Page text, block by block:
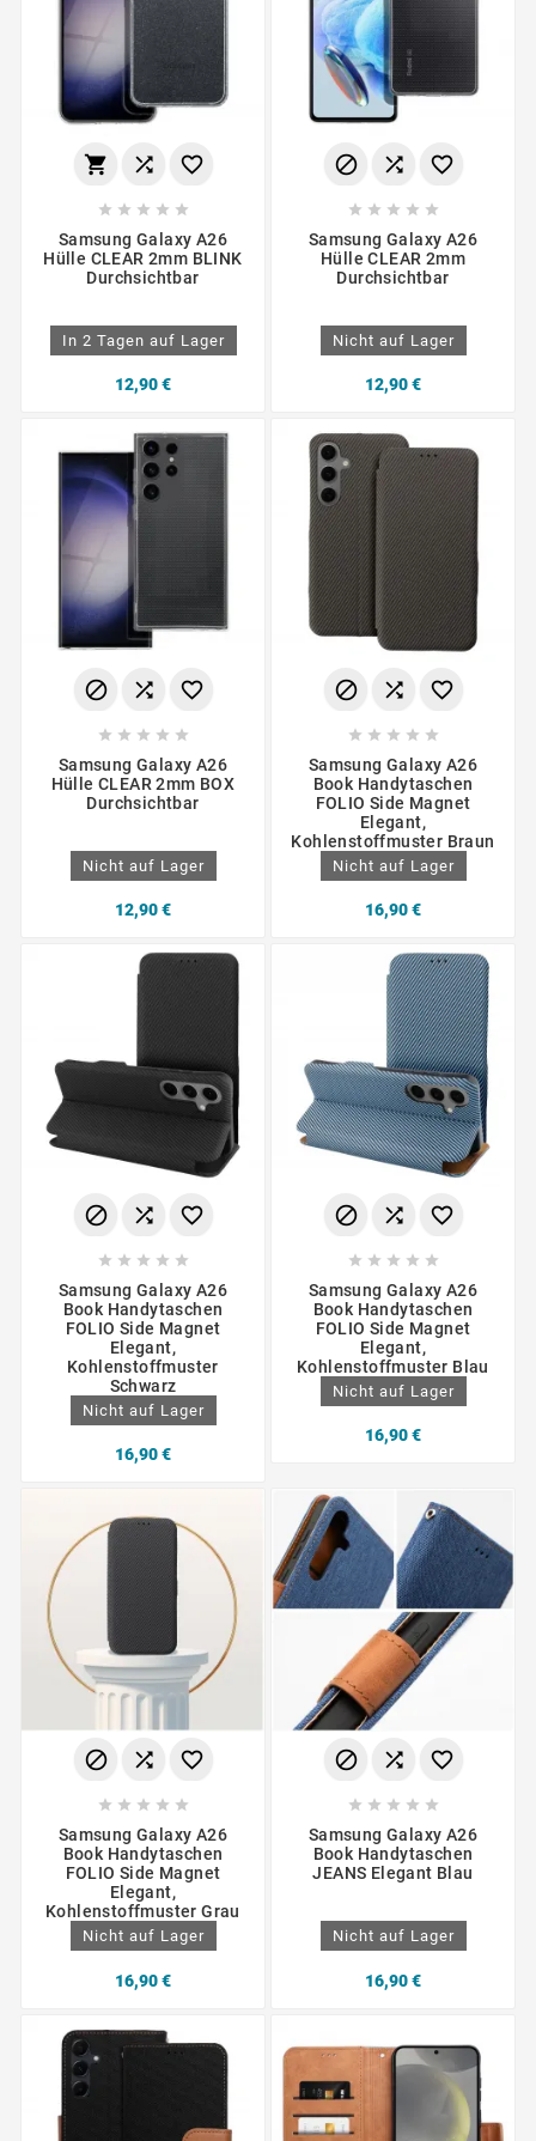
  
    
Samsung Galaxy A26
Hülle CLEAR 2mm BLINK
Durchsichtbar
In 2 Tagen auf Lager
12,90 €
  
    
Samsung Galaxy A26
Hülle CLEAR 2mm
Durchsichtbar
Nicht auf Lager
12,90 €
  
    
Samsung Galaxy A26
Hülle CLEAR 2mm BOX
Durchsichtbar
Nicht auf Lager
12,90 €
  
    
Samsung Galaxy A26
Book Handytaschen
FOLIO Side Magnet
Elegant,
Kohlenstoffmuster Braun
Nicht auf Lager
16,90 €
  
    
Samsung Galaxy A26
Book Handytaschen
FOLIO Side Magnet
Elegant,
Kohlenstoffmuster
Schwarz
Nicht auf Lager
16,90 €
  
    
Samsung Galaxy A26
Book Handytaschen
FOLIO Side Magnet
Elegant,
Kohlenstoffmuster Blau
Nicht auf Lager
16,90 €
  
    
Samsung Galaxy A26
Book Handytaschen
FOLIO Side Magnet
Elegant,
Kohlenstoffmuster Grau
Nicht auf Lager
16,90 €
  
    
Samsung Galaxy A26
Book Handytaschen
JEANS Elegant Blau
Nicht auf Lager
16,90 €